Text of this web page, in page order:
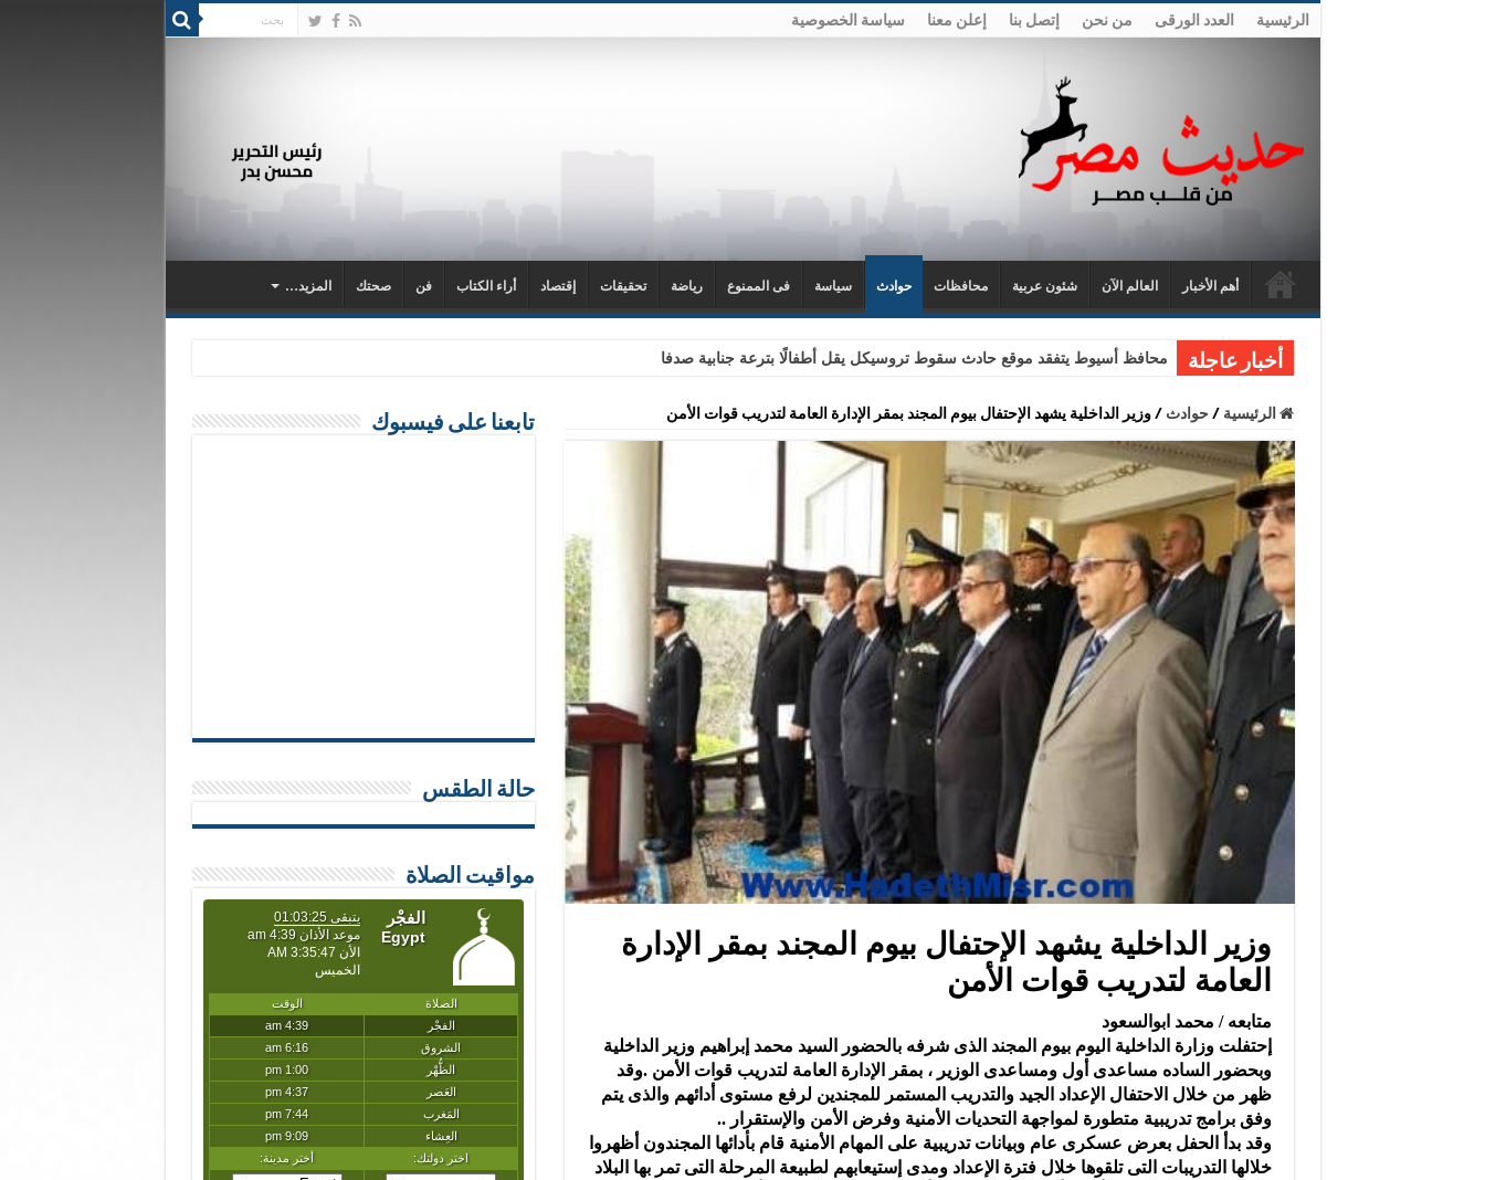
الرئيسية العدد الورقى من نحن إتصل بنا إعلن معنا سياسة الخصوصية
أهم الأخبار العالم الآن شئون عربية محافظات حوادث سياسة فى الممنوع رياضة تحقيقات إقتصاد أراء الكتاب فن صحتك المزيد…
أخبار عاجلة محافظ أسيوط يتفقد موقع حادث سقوط تروسيكل يقل أطفالًا بترعة جنابية صدفا
الرئيسية /حوادث /وزير الداخلية يشهد الإحتفال بيوم المجند بمقر الإدارة العامة لتدريب قوات الأمن
وزير الداخلية يشهد الإحتفال بيوم المجند بمقر الإدارة
العامة لتدريب قوات الأمن
متابعه / محمد ابوالسعود
إحتفلت وزارة الداخلية اليوم بيوم المجند الذى شرفه بالحضور السيد محمد إبراهيم وزير الداخلية
وبحضور الساده مساعدى أول ومساعدى الوزير ، بمقر الإدارة العامة لتدريب قوات الأمن .وقد
ظهر من خلال الاحتفال الإعداد الجيد والتدريب المستمر للمجندين لرفع مستوى أدائهم والذى يتم
وفق برامج تدريبية متطورة لمواجهة التحديات الأمنية وفرض الأمن والإستقرار ..
وقد بدأ الحفل بعرض عسكرى عام وبيانات تدريبية على المهام الأمنية قام بأدائها المجندون أظهروا
خلالها التدريبات التى تلقوها خلال فترة الإعداد ومدى إستيعابهم لطبيعة المرحلة التى تمر بها البلاد
تابعنا على فيسبوك
حالة الطقس
مواقيت الصلاة